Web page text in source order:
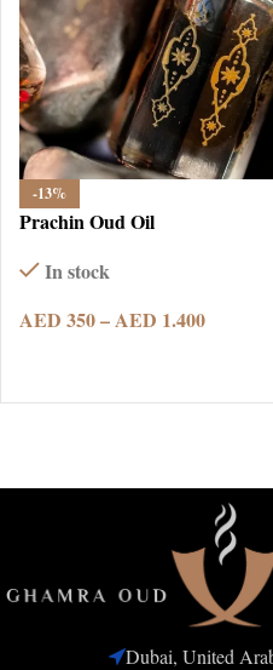
-13%
Prachin Oud Oil
In stock
AED 350– AED 1.400
Dubai, United